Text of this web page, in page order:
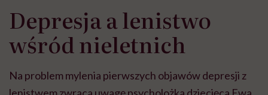
Depresja a lenistwo
wśród nieletnich
Na problem mylenia pierwszych objawów depresji z